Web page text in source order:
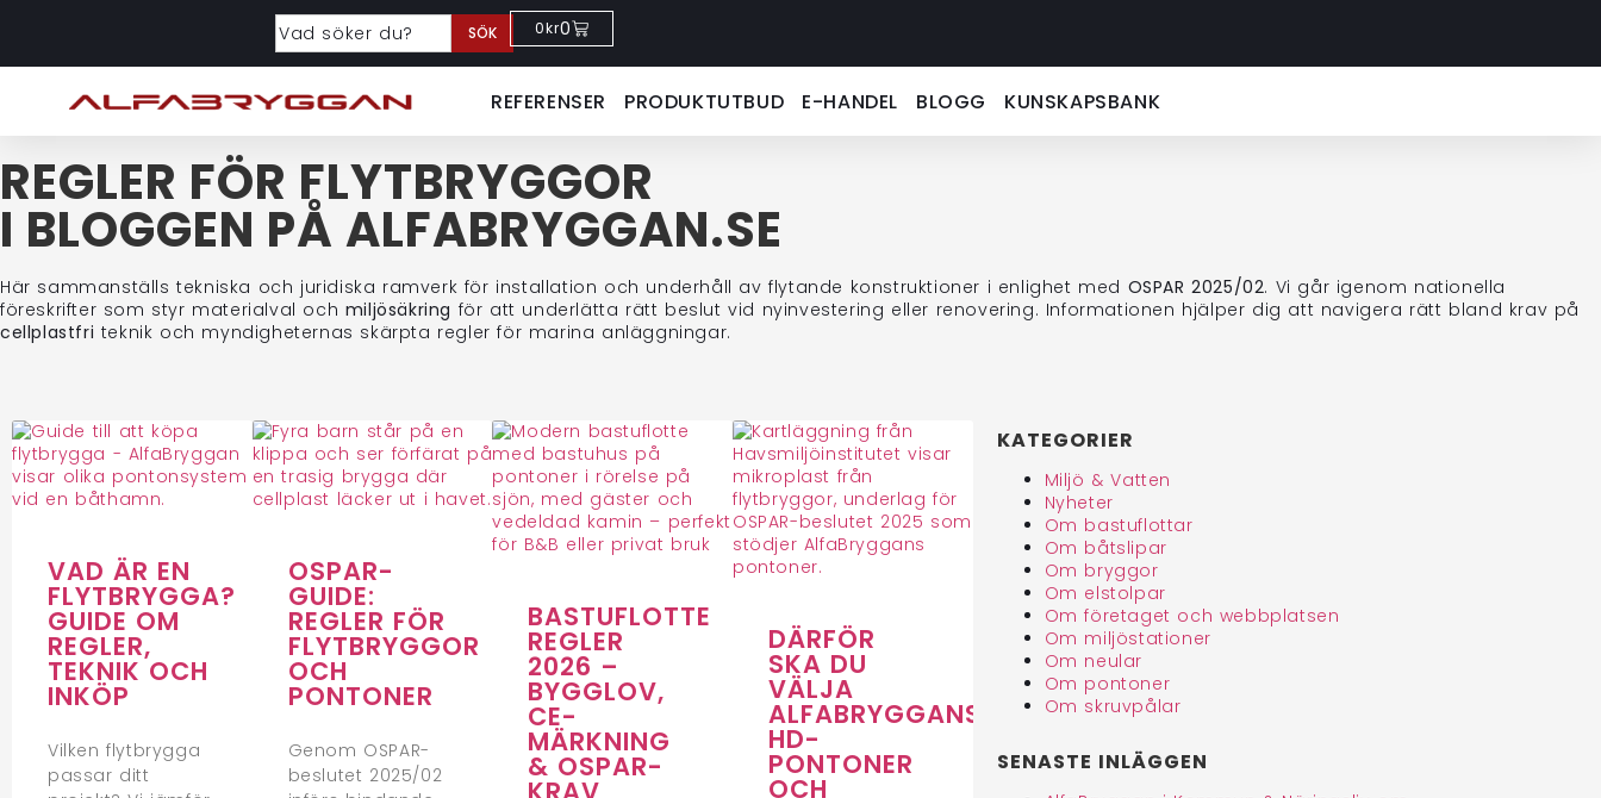
SÖK 0kr0
REFERENSER PRODUKTUTBUD E-HANDEL BLOGG KUNSKAPSBANK
REGLER FÖR FLYTBRYGGOR
I BLOGGEN PÅ ALFABRYGGAN.SE
Här sammanställs tekniska och juridiska ramverk för installation och underhåll av flytande konstruktioner i enlighet med OSPAR 2025/02. Vi går igenom nationella
föreskrifter som styr materialval och miljösäkring för att underlätta rätt beslut vid nyinvestering eller renovering. Informationen hjälper dig att navigera rätt bland krav på
cellplastfri teknik och myndigheternas skärpta regler för marina anläggningar.
VAD ÄR EN
FLYTBRYGGA?
GUIDE OM
REGLER,
TEKNIK OCH
INKÖP
Vilken flytbrygga
passar ditt
OSPAR-
GUIDE:
REGLER FÖR
FLYTBRYGGOR
OCH
PONTONER
Genom OSPAR-
beslutet 2025/02
BASTUFLOTTE
REGLER
2026 –
BYGGLOV,
CE-
MÄRKNING
& OSPAR-
DÄRFÖR
SKA DU
VÄLJA
ALFABRYGGANS
HD-
PONTONER
OCH
KATEGORIER
Miljö & Vatten
Nyheter
Om bastuflottar
Om båtslipar
Om bryggor
Om elstolpar
Om företaget och webbplatsen
Om miljöstationer
Om neular
Om pontoner
Om skruvpålar
SENASTE INLÄGGEN